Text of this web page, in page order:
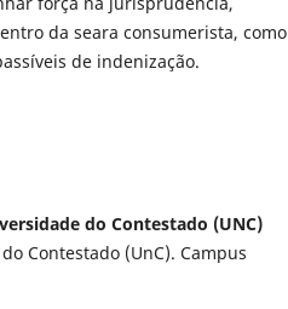
da seara consumerista, como
de indenização.
do Contestado (UNC)
Contestado (UnC). Campus